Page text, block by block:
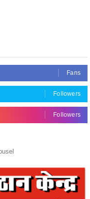
Fans
Followers
Followers